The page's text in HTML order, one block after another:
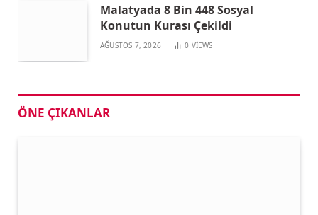
Malatyada 8 Bin 448 Sosyal
Konutun Kurası Çekildi
AĞUSTOS 7, 2026 0 VIEWS
ÖNE ÇIKANLAR